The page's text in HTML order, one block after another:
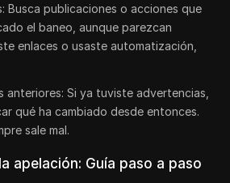
Busca publicaciones o acciones que
el baneo, aunque parezcan
enlaces o usaste automatización,
anteriores: Si ya tuviste advertencias,
qué ha cambiado desde entonces.
sale mal.
apelación: Guía paso a paso